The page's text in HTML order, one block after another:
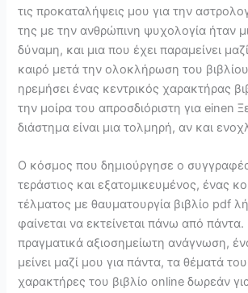
τις προκαταλήψεις μου για την
της με την ανθρώπινη ψυχολογία ήταν
δύναμη, και μια που έχει παραμείνει
καιρό μετά την ολοκλήρωση του
ηρεμήσει ένας κεντρικός χαρακτήρας
την μοίρα του απροσδιόριστη για einen
διάστημα είναι μια τολμηρή, αν και
Ο κόσμος που δημιούργησε ο
τεράστιος και εξατομικευμένος, ένας
τέλματος με θαυματουργία βιβλίο pdf
φαίνεται να εκτείνεται πάνω από
πραγματικά αξιοσημείωτη ανάγνωση,
μείνει μαζί μου για πάντα, τα θέματά του
χαρακτήρες του βιβλίο online δωρεάν